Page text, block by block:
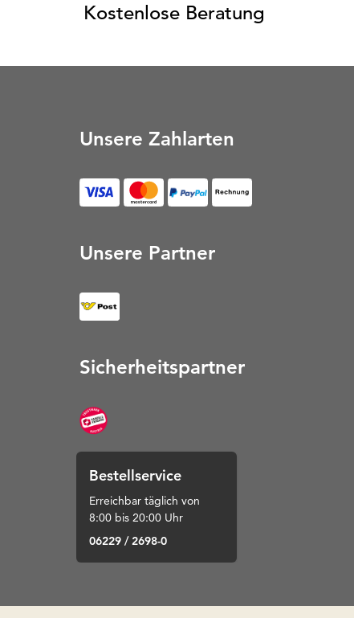
Kostenlose Beratung
Unsere Zahlarten
Rechnung (Öffnet in
Unsere Partner
Sicherheitspartner
Bestellservice
Erreichbar täglich von
8:00 bis 20:00 Uhr
06229 / 2698-0